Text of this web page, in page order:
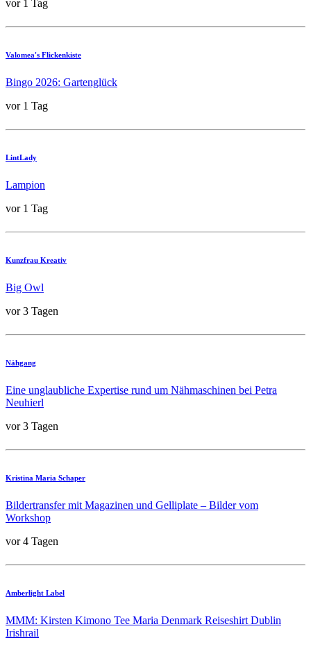
vor 1 Tag
Valomea's Flickenkiste
Bingo 2026: Gartenglück
vor 1 Tag
LintLady
Lampion
vor 1 Tag
Kunzfrau Kreativ
Big Owl
vor 3 Tagen
Nähgang
Eine unglaubliche Expertise rund um Nähmaschinen bei Petra
Neuhierl
vor 3 Tagen
Kristina Maria Schaper
Bildertransfer mit Magazinen und Gelliplate – Bilder vom
Workshop
vor 4 Tagen
Amberlight Label
MMM: Kirsten Kimono Tee Maria Denmark Reiseshirt Dublin
Irishrail